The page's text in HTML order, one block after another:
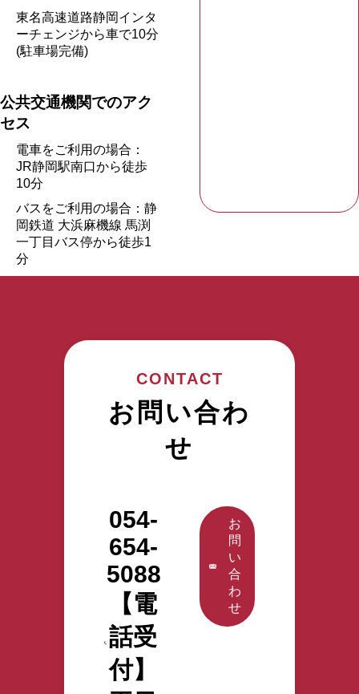
東名高速道路静岡インタ
ーチェンジから車で10分
(駐車場完備)
公共交通機関でのアク
セス
電車をご利用の場合：
JR静岡駅南口から徒歩
10分
バスをご利用の場合：静
岡鉄道 大浜麻機線 馬渕
一丁目バス停から徒歩1
分
CONTACT
お問い合わ
せ
054-
654-
5088
【電
話受
付】
お
問
い
合
わ
せ